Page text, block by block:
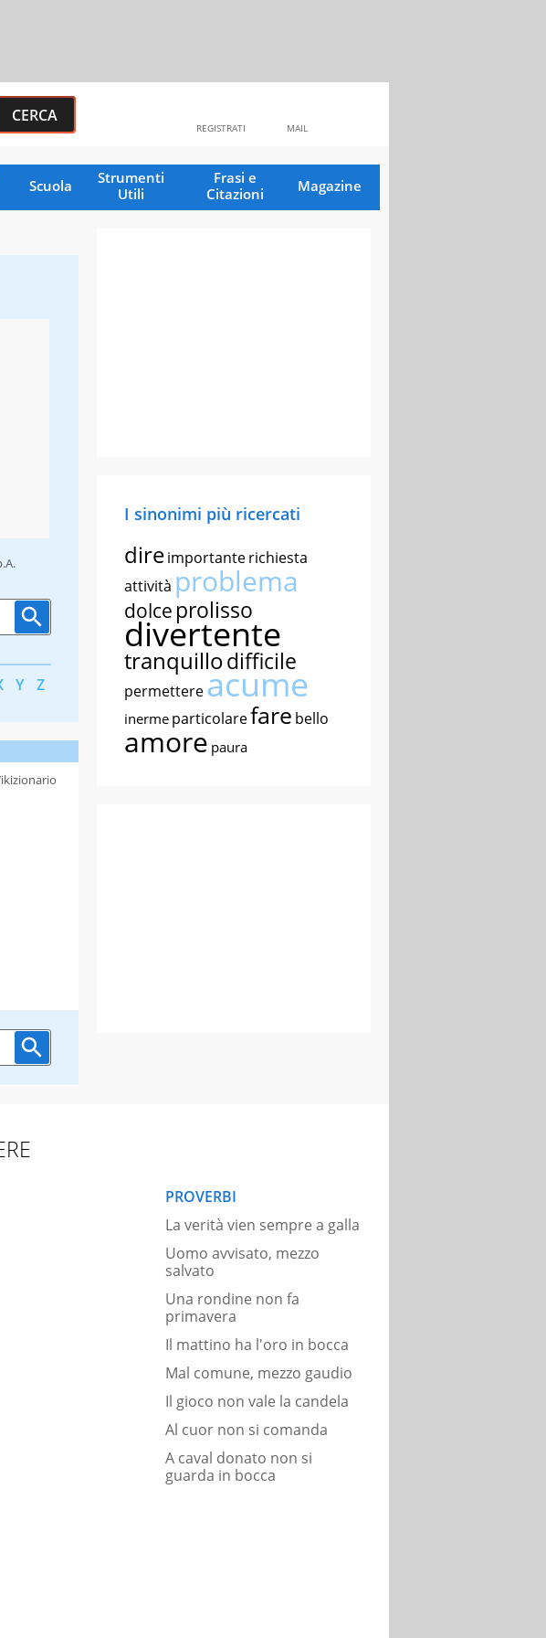
MAIL
REGISTRATI
Scuola
Strumenti
Utili
Frasi e
Citazioni
Magazine
Y Z
I sinonimi più ricercati
direimportanterichiesta
attività problema
dolce prolisso
divertente
tranquillodifficile
permettereacume
inerme particolarefare bello
amore paura
PROVERBI
La verità vien sempre a galla
Uomo avvisato, mezzo
salvato
Una rondine non fa
primavera
Il mattino ha l'oro in bocca
Mal comune, mezzo gaudio
Il gioco non vale la candela
Al cuor non si comanda
A caval donato non si
guarda in bocca